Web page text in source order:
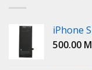
iPhone
500.00